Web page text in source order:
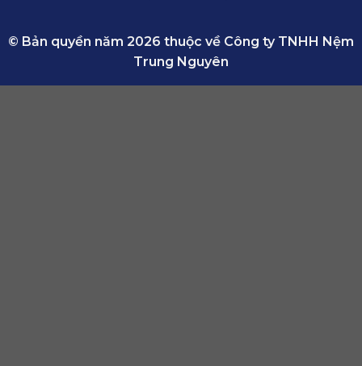
© Bản quyền năm 2026 thuộc về Công ty TNHH Nệm
Trung Nguyên